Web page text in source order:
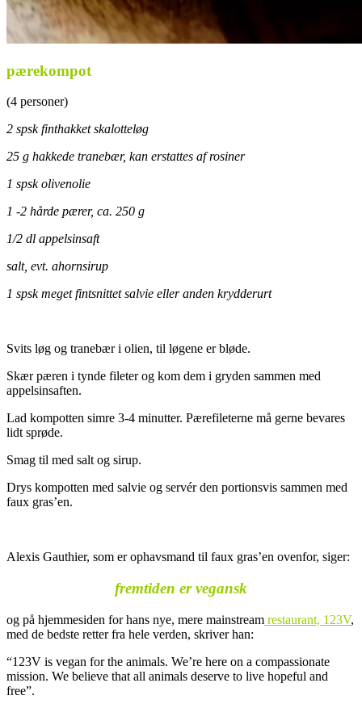
pærekompot
(4 personer)
2 spsk finthakket skalotteløg
25 g hakkede tranebær, kan erstattes af rosiner
1 spsk olivenolie
1 -2 hårde pærer, ca. 250 g
1/2 dl appelsinsaft
salt, evt. ahornsirup
1 spsk meget fintsnittet salvie eller anden krydderurt
Svits løg og tranebær i olien, til løgene er bløde.
Skær pæren i tynde fileter og kom dem i gryden sammen med
appelsinsaften.
Lad kompotten simre 3-4 minutter. Pærefileterne må gerne bevares
lidt sprøde.
Smag til med salt og sirup.
Drys kompotten med salvie og servér den portionsvis sammen med
faux gras’en.
Alexis Gauthier, som er ophavsmand til faux gras’en ovenfor, siger:
fremtiden er vegansk
og på hjemmesiden for hans nye, mere mainstream restaurant, 123V,
med de bedste retter fra hele verden, skriver han:
“123V is vegan for the animals. We’re here on a compassionate
mission. We believe that all animals deserve to live hopeful and
free”.